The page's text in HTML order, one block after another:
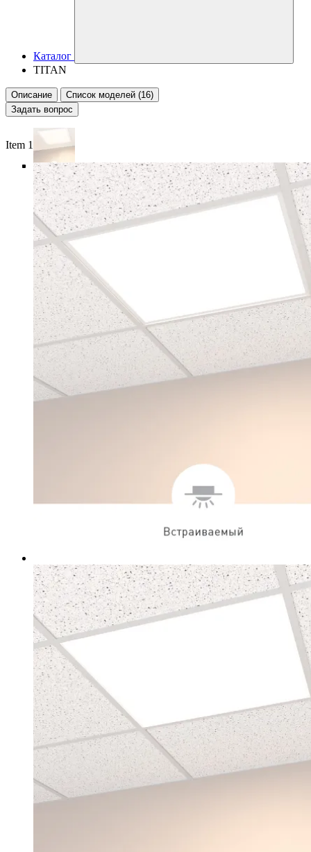
Каталог
TITAN
Описание
Список моделей (16)
Задать вопрос
Item 1 of 6